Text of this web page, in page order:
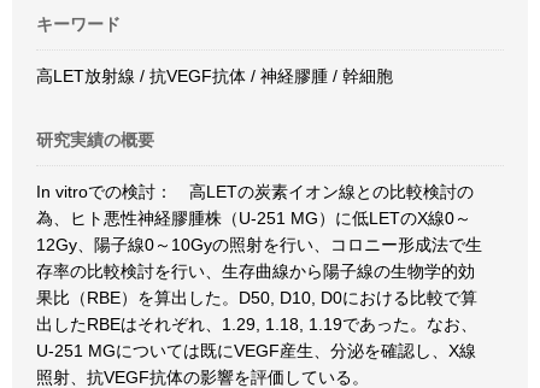
キーワード
高LET放射線 / 抗VEGF抗体 / 神経膠腫 / 幹細胞
研究実績の概要
In vitroでの検討： 高LETの炭素イオン線との比較検討の
為、ヒト悪性神経膠腫株（U-251 MG）に低LETのX線0～
12Gy、陽子線0～10Gyの照射を行い、コロニー形成法で生
存率の比較検討を行い、生存曲線から陽子線の生物学的効
果比（RBE）を算出した。D50, D10, D0における比較で算
出したRBEはそれぞれ、1.29, 1.18, 1.19であった。なお、
U-251 MGについては既にVEGF産生、分泌を確認し、X線
照射、抗VEGF抗体の影響を評価している。